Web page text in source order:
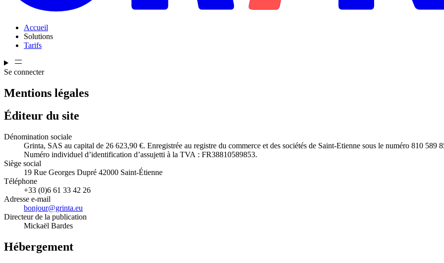
Accueil
Solutions
Tarifs
Se connecter
Mentions légales
Éditeur du site
Dénomination sociale
Grinta, SAS au capital de 26 623,90 €. Enregistrée au registre du commerce et des sociétés de Saint-Etienne sous le numéro 810 589
Numéro individuel d’identification d’assujetti à la TVA : FR38810589853.
Siège social
19 Rue Georges Dupré 42000 Saint-Étienne
Téléphone
+33 (0)6 61 33 42 26
Adresse e-mail
bonjour@grinta.eu
Directeur de la publication
Mickaël Bardes
Hébergement